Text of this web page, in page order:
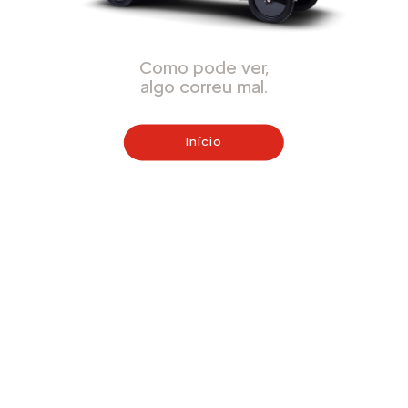
Como pode ver,
algo correu mal.
Início